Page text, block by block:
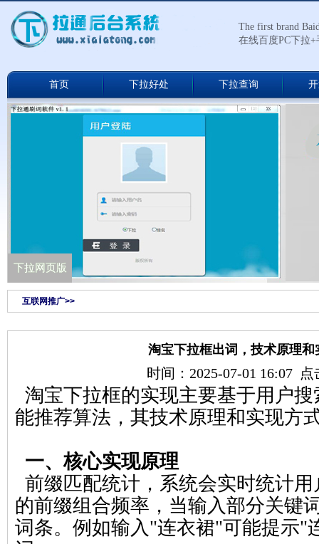
The first brand
在线百度PC下拉
首页 下拉好处 下拉查询
下拉通网络版
下拉网页版
互联网推广>>
淘宝下拉框出词，技术原理和
时间：2025-07-01 16:07
淘宝下拉框的实现主要基于用户
能推荐算法，其技术原理和实现方
一、核心实现原理
前缀匹配统计，系统会实时统计
的前缀组合频率，当输入部分关键
词条。例如输入"连衣裙"可能提示"